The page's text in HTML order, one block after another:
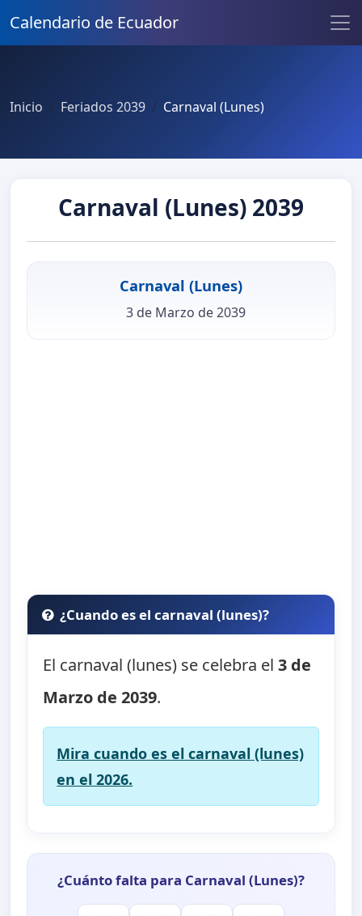
Calendario de Ecuador
Inicio Feriados 2039 Carnaval (Lunes)
Carnaval (Lunes) 2039
Carnaval (Lunes)
3 de Marzo de 2039
¿Cuando es el carnaval (lunes)?
El carnaval (lunes) se celebra el3 de
Marzo de 2039.
Mira cuando es el carnaval (lunes)
en el 2026.
¿Cuánto falta para Carnaval (Lunes)?